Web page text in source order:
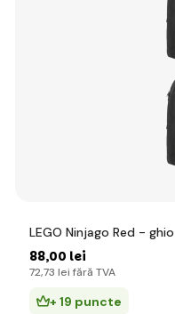
LEGO Ninjago Red -
88,00 lei
72,73 lei fără TVA
+ 19 puncte